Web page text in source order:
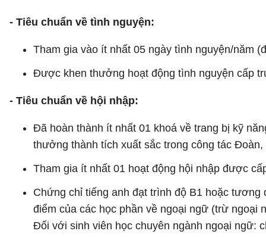
- Tiêu chuẩn về tình nguyện:
Tham gia vào ít nhất 05 ngày tình nguyện/năm
Được khen thưởng hoạt động tình nguyện cấp
- Tiêu chuẩn về hội nhập:
Đã hoàn thành ít nhất 01 khoá về trang bị kỹ
thưởng thành tích xuất sắc trong công tác
Tham gia ít nhất 01 hoạt động hội nhập được
Chứng chỉ tiếng anh đạt trình độ B1 hoặc
điểm của các học phần về ngoại ngữ (trừ ngoại
Đối với sinh viên học chuyên ngành ngoại ngữ: